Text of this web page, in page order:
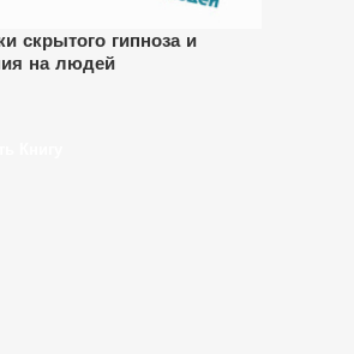
скрытого гипноза и
на людей